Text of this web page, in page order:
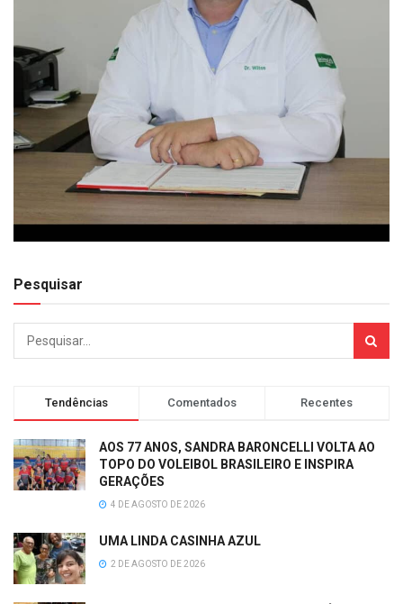
Pesquisar
Tendências Comentados Recentes
AOS 77 ANOS, SANDRA BARONCELLI VOLTA AO
TOPO DO VOLEIBOL BRASILEIRO E INSPIRA
GERAÇÕES
4 DE AGOSTO DE 2026
UMA LINDA CASINHA AZUL
2 DE AGOSTO DE 2026